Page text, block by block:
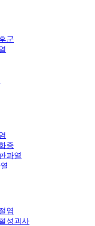
군
증
파열
염
성괴사